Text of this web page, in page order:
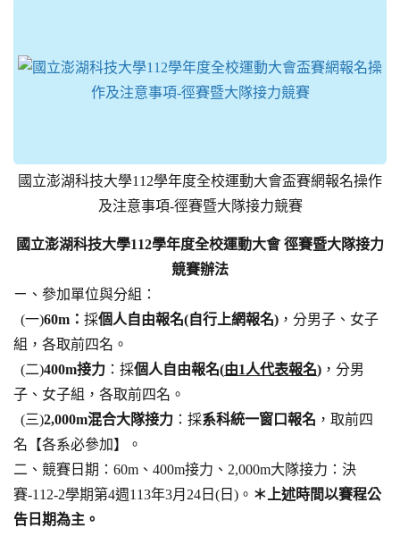
國立澎湖科技大學112學年度全校運動大會盃賽網報名操作
及注意事項-徑賽暨大隊接力競賽
國立澎湖科技大學112學年度全校運動大會 徑賽暨大隊接力
競賽辦法
ㄧ、參加單位與分組：
(一)60m： 採個人自由報名(自行上網報名) ，分男子、女子
組，各取前四名。
(二)400m接力 ：採個人自由報名(由1人代表報名) ，分男
子、女子組，各取前四名。
(三)2,000m混合大隊接力 ：採系科統一窗口報名 ，取前四
名【各系必參加】。
二、競賽日期：60m、400m接力、2,000m大隊接力：決
賽-112-2學期第4週113年3月24日(日)。 ＊上述時間以賽程公
告日期為主。